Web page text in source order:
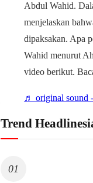
Abdul Wahid.
menjelaskan
dipaksakan. Apa
Wahid menurut
video berikut.
♬ original sound -
Trend
01